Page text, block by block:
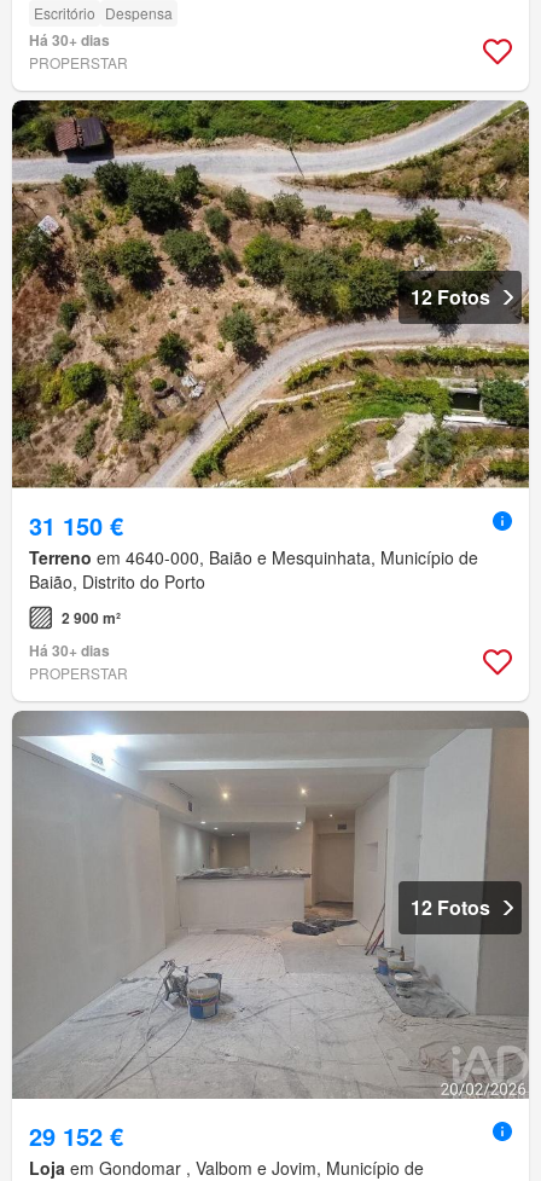
Escritório Despensa
Há 30+ dias
PROPERSTAR
12 Fotos
31 150 €
Terreno em 4640-000, Baião e Mesquinhata, Município de
Baião, Distrito do Porto
2 900 m²
Há 30+ dias
PROPERSTAR
12 Fotos
29 152 €
Loja em Gondomar , Valbom e Jovim, Município de